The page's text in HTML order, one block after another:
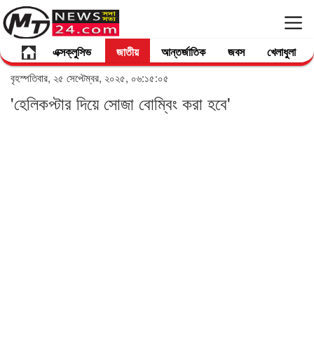
এক্সক্লুসিভ জাতীয় আন্তর্জাতিক জবস খেলাধুলা
বৃহস্পতিবার, ২৫ সেপ্টেম্বর, ২০২৫, ০৬:১৫:০৫
'হেলিকপ্টার দিয়ে সোজা বোম্বিং করা হবে'